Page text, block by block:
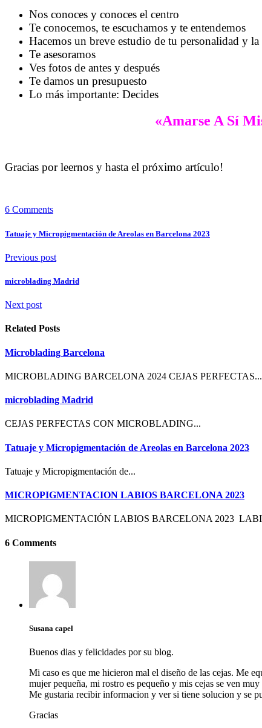
Nos conoces y conoces el centro
Te conocemos, te escuchamos y te entendemos
Hacemos un breve estudio de tu personalidad y
Te asesoramos
Ves fotos de antes y después
Te damos un presupuesto
Lo más importante: Decides
«Amarse A Sí
Gracias por leernos y hasta el próximo artículo!
6 Comments
Tatuaje y Micropigmentación de Areolas en Barcelona 2023
Previous post
microblading Madrid
Next post
Related Posts
Microblading Barcelona
MICROBLADING BARCELONA 2024 CEJAS PERFECTAS...
microblading Madrid
CEJAS PERFECTAS CON MICROBLADING...
Tatuaje y Micropigmentación de Areolas en Barcelona 2023
Tatuaje y Micropigmentación de...
MICROPIGMENTACION LABIOS BARCELONA 2023
MICROPIGMENTACIÓN LABIOS BARCELONA 2023
6 Comments
Susana capel
Buenos dias y felicidades por su blog.
Mi caso es que me hicieron mal el diseño de las cejas. Me
mujer pequeña, mi rostro es pequeño y mis cejas se ven
Me gustaria recibir informacion y ver si tiene solucion y se
Gracias